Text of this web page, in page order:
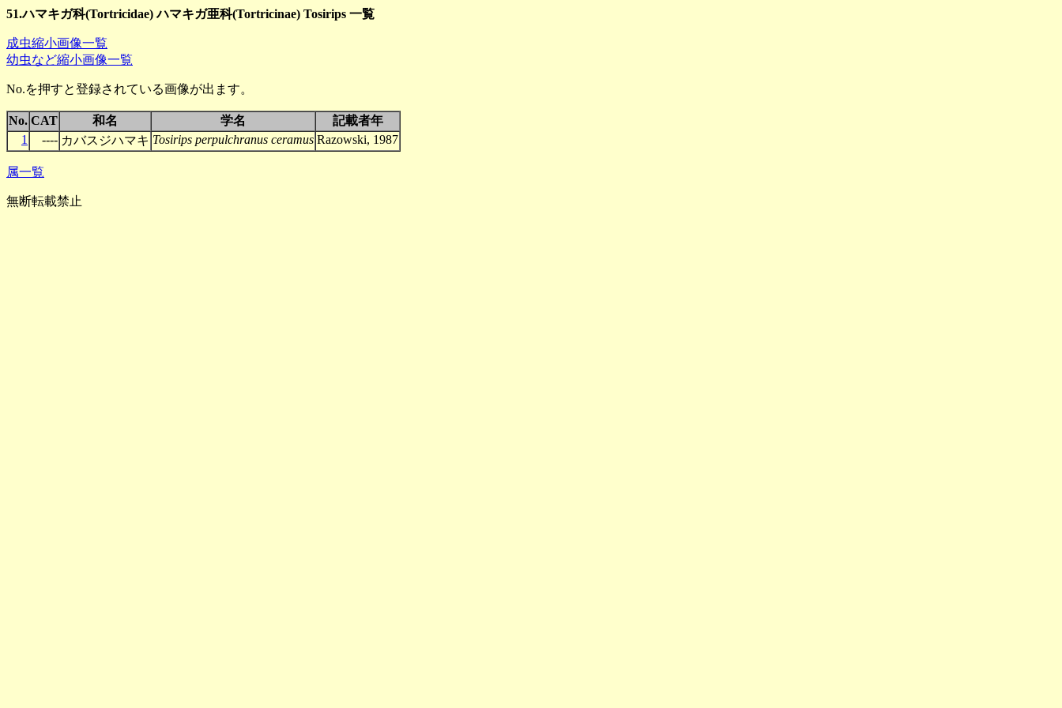
51.ハマキガ科(Tortricidae) ハマキガ亜科(Tortricinae) Tosirips 一覧
成虫縮小画像一覧
幼虫など縮小画像一覧
No.を押すと登録されている画像が出ます。
No. CAT 和名 学名
記載者年
1
---- カバスジハマキ Tosirips perpulchranus ceramus Razowski, 1987
属一覧
無断転載禁止